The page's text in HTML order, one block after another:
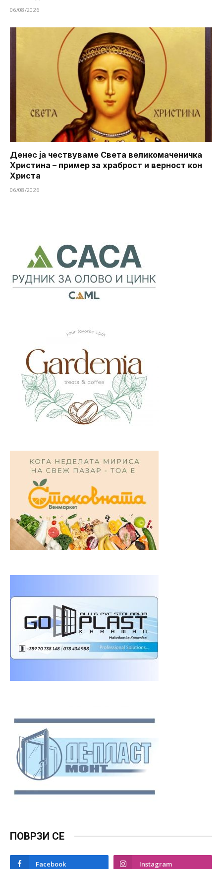
06/08/2026
Денес ја чествуваме Света великомаченичка
Христина – пример за храброст и верност кон
Христа
06/08/2026
ПОВРЗИ СЕ
Facebook Instagram